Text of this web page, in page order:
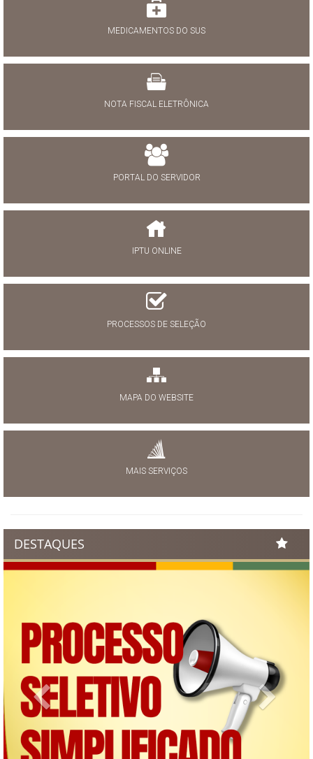
MEDICAMENTOS DO SUS
NOTA FISCAL ELETRÔNICA
PORTAL DO SERVIDOR
IPTU ONLINE
PROCESSOS DE SELEÇÃO
MAPA DO WEBSITE
MAIS SERVIÇOS
DESTAQUES
Previous Next